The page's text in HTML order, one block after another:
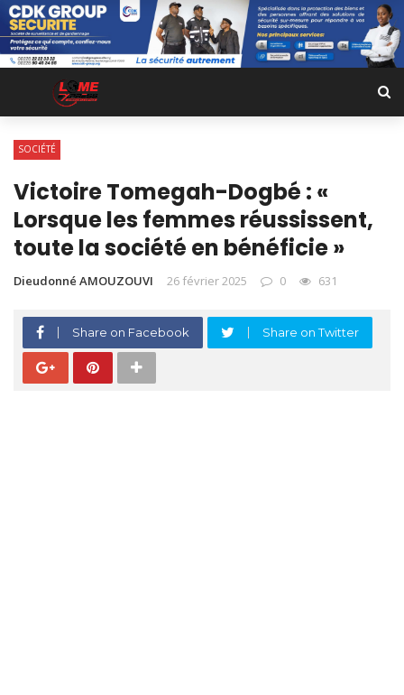
SOCIÉTÉ
Victoire Tomegah-Dogbé : «
Lorsque les femmes réussissent,
toute la société en bénéficie »
Dieudonné AMOUZOUVI 26 février 2025 0 631
Share on Facebook Share on Twitter